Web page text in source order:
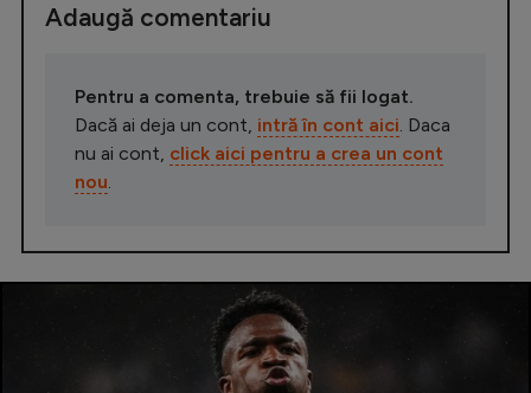
Adaugă comentariu
Pentru a comenta, trebuie să fii logat.
Dacă ai deja un cont, intră în cont aici . Daca
nu ai cont, click aici pentru a crea un cont
nou